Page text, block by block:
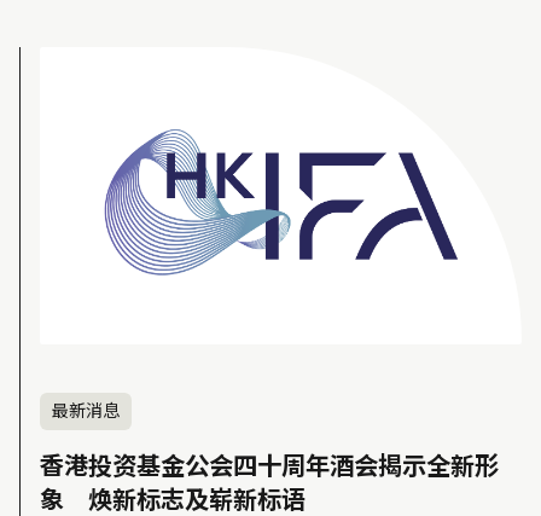
最新消息
香港投资基金公会四十周年酒会揭示全新形
象 焕新标志及崭新标语